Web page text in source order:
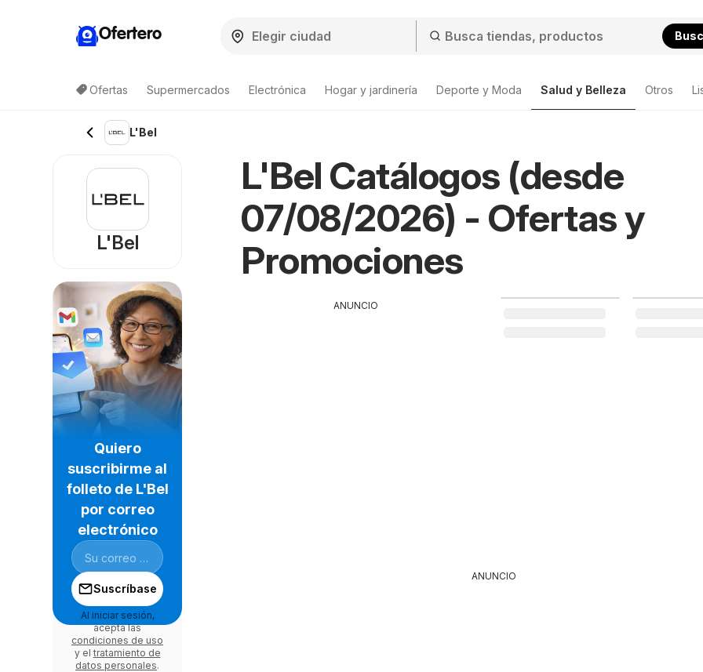
Ofertero
Ofertas Supermercados Electrónica Hogar y jardinería Deporte y Moda Salud y Belleza Otros
L'Bel
L'Bel Catálogos (desde
07/08/2026) - Ofertas y
Promociones
ANUNCIO
ANUNCIO
L'Bel
Quiero
suscribirme al
folleto de L'Bel
por correo
electrónico
Suscríbase
Al iniciar sesión,
acepta las
condiciones de uso
y el tratamiento de
datos personales.